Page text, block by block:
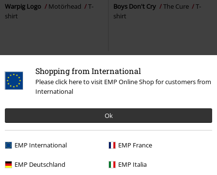
Shopping from International
Please click here to visit EMP Online Shop for customers from
International
Ok
EMP International EMP France
EMP Deutschland EMP Italia
Warpig Logo Motörhead
T-
shirt
Boys Don't Cry The Cure
T-
shirt
Adviesprijs€ 34,99
AdviesprijsVanaf